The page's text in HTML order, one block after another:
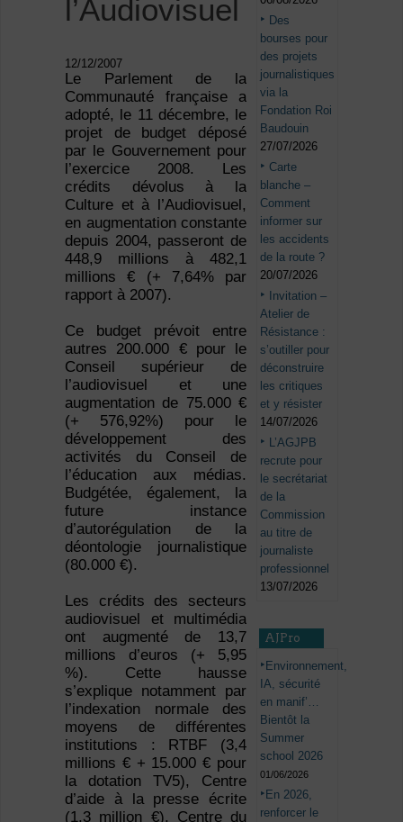
l’Audiovisuel
12/12/2007
Le Parlement de la
Communauté française a
adopté, le 11 décembre, le
projet de budget déposé
par le Gouvernement pour
l’exercice 2008. Les
crédits dévolus à la
Culture et à l’Audiovisuel,
en augmentation constante
depuis 2004, passeront de
448,9 millions à 482,1
millions € (+ 7,64% par
rapport à 2007).
Ce budget prévoit entre
autres 200.000 € pour le
Conseil supérieur de
l’audiovisuel et une
augmentation de 75.000 €
(+ 576,92%) pour le
développement des
activités du Conseil de
l’éducation aux médias.
Budgétée, également, la
future instance
d’autorégulation de la
déontologie journalistique
(80.000 €).
Les crédits des secteurs
audiovisuel et multimédia
ont augmenté de 13,7
millions d’euros (+ 5,95
%). Cette hausse
s’explique notamment par
l’indexation normale des
moyens de différentes
institutions : RTBF (3,4
millions € + 15.000 € pour
la dotation TV5), Centre
d’aide à la presse écrite
(1,3 million €), Centre du
Des
bourses pour
des projets
journalistiques
via la
Fondation Roi
Baudouin
27/07/2026
Carte
blanche –
Comment
informer sur
les accidents
de la route ?
20/07/2026
Invitation –
Atelier de
Résistance :
s’outiller pour
déconstruire
les critiques
et y résister
14/07/2026
L’AGJPB
recrute pour
le secrétariat
de la
Commission
au titre de
journaliste
professionnel
13/07/2026
AJPro
Environnement,
IA, sécurité
en manif’…
Bientôt la
Summer
school 2026
01/06/2026
En 2026,
renforcer le